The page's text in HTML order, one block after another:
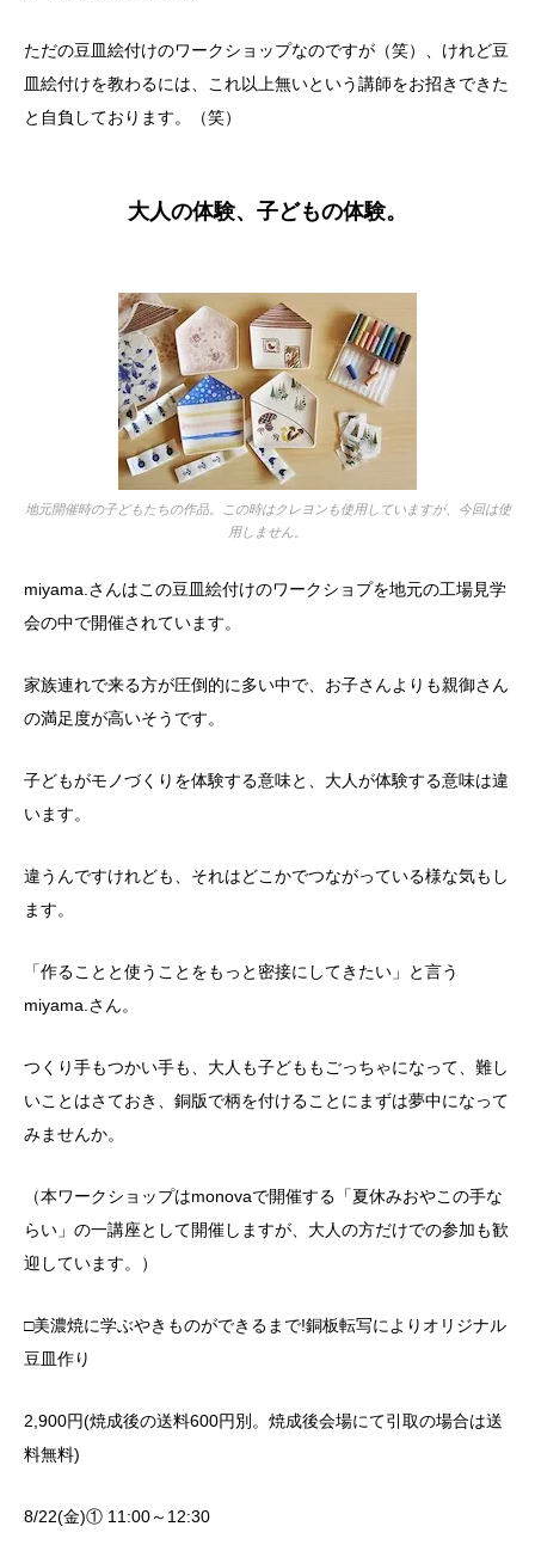
ただの豆皿絵付けのワークショップなのですが（笑）、けれど豆
皿絵付けを教わるには、これ以上無いという講師をお招きできた
と自負しております。（笑）
大人の体験、子どもの体験。
地元開催時の子どもたちの作品。この時はクレヨンも使用していますが、今回は使
用しません。
miyama.さんはこの豆皿絵付けのワークショプを地元の工場見学
会の中で開催されています。
家族連れで来る方が圧倒的に多い中で、お子さんよりも親御さん
の満足度が高いそうです。
子どもがモノづくりを体験する意味と、大人が体験する意味は違
います。
違うんですけれども、それはどこかでつながっている様な気もし
ます。
「作ることと使うことをもっと密接にしてきたい」と言う
miyama.さん。
つくり手もつかい手も、大人も子どももごっちゃになって、難し
いことはさておき、銅版で柄を付けることにまずは夢中になって
みませんか。
（本ワークショップはmonovaで開催する「夏休みおやこの手な
らい」の一講座として開催しますが、大人の方だけでの参加も歓
迎しています。）
□美濃焼に学ぶやきものができるまで!銅板転写によりオリジナル
豆皿作り
2,900円(焼成後の送料600円別。焼成後会場にて引取の場合は送
料無料)
8/22(金)① 11:00～12:30